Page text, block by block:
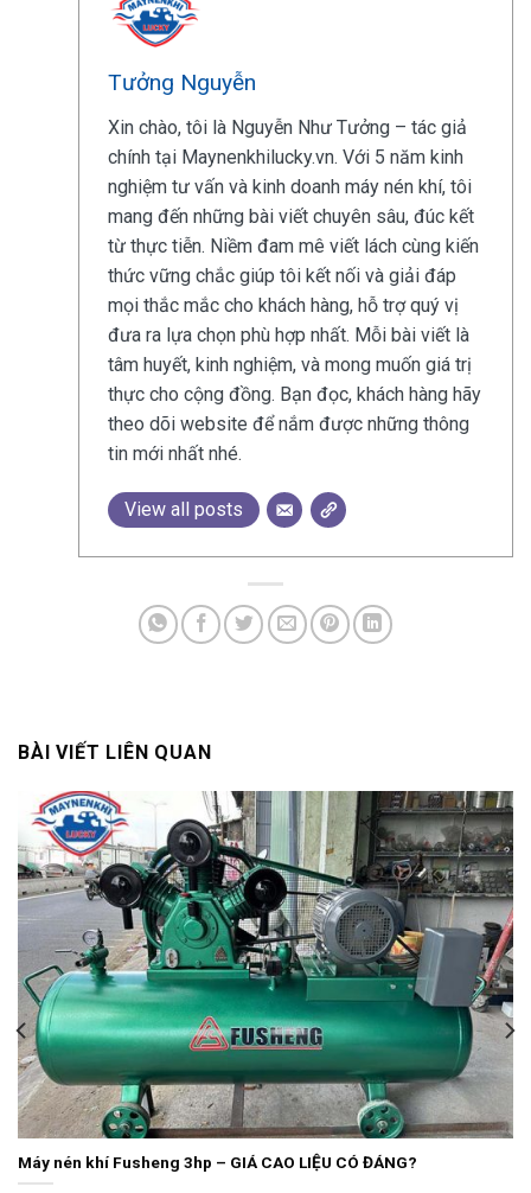
Tưởng Nguyễn
Xin chào, tôi là Nguyễn Như Tưởng – tác giả
chính tại Maynenkhilucky.vn. Với 5 năm kinh
nghiệm tư vấn và kinh doanh máy nén khí, tôi
mang đến những bài viết chuyên sâu, đúc kết
từ thực tiễn. Niềm đam mê viết lách cùng kiến
thức vững chắc giúp tôi kết nối và giải đáp
mọi thắc mắc cho khách hàng, hỗ trợ quý vị
đưa ra lựa chọn phù hợp nhất. Mỗi bài viết là
tâm huyết, kinh nghiệm, và mong muốn giá trị
thực cho cộng đồng. Bạn đọc, khách hàng hãy
theo dõi website để nắm được những thông
tin mới nhất nhé.
View all posts
BÀI VIẾT LIÊN QUAN
Máy nén khí Fusheng 3hp – GIÁ CAO LIỆU CÓ ĐÁNG?